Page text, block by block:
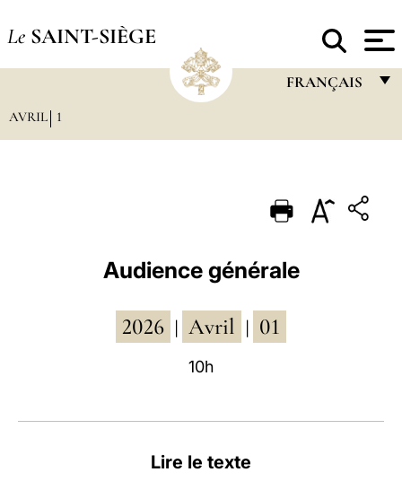
Le SAINT-SIÈGE
FRANÇAIS
PORTUGUÊS
ESPAÑOL
AVRIL 1
Audience générale
2026 Avril 01
10h
Lire le texte